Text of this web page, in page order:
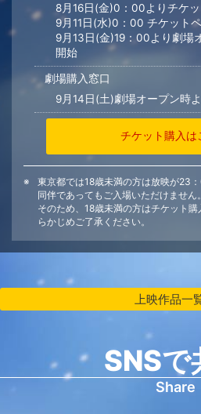
8月16日(金)0：00よりチケ
9月11日(水)0：00 チケット
9月13日(金)19：00より劇場
開始
劇場購入窓口
9月14日(土)劇場オープン時
チケット購入は
東京都では18歳未満の方は放映が23
同伴であってもご入場いただけません。
そのため、18歳未満の方はチケット
らかじめご了承ください。
上映作品一
SNSで
Share